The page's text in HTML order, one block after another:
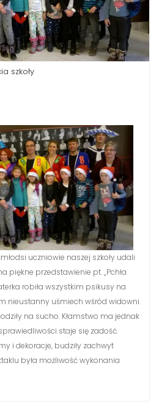
szkoły
uczniowie naszej szkoły udali
piękne przedstawienie pt. „Pchła
robiła wszystkim psikusy na
nieustanny uśmiech wśród widowni.
na sucho. Kłamstwo ma jednak
staje się zadość.
i dekoracje, budziły zachwyt
była możliwość wykonania